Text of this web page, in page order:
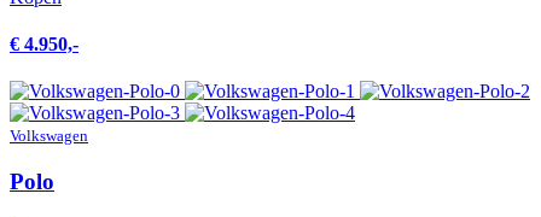
€ 4.950,-
Volkswagen
Polo